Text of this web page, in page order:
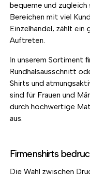
bequeme und
Bereichen mit viel
Einzelhandel, zählt
Auftreten.
In unserem Sortiment
Rundhalsausschnitt
Shirts und
sind für Frauen und
durch hochwertige
aus.
Firmenshirts
Die Wahl zwischen